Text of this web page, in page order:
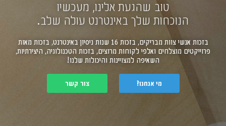
טוב שהגעת אלינו, מעכשיו
הנוכחות שלך באינטרנט עולה שלב.
בזכות אנשי צוות מבריקים, בזכות 16 שנות ניסיון באינטרנט, בזכות מאות
פרוייקטים מוצלחים ואלפי לקוחות מרוצים, בזכות הטכנולוגיה, היצירתיות,
השאיפה למצויינות והיכולות שלנו!
מי אנחנו? צור קשר